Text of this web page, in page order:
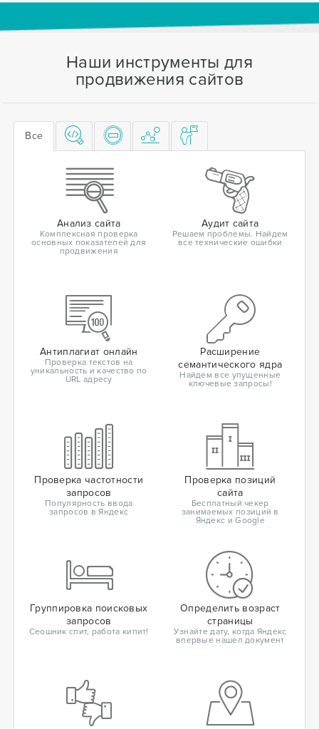
Наши инструменты для
продвижения сайтов
Все
Анализ сайта
Комплексная проверка
основных показателей для
продвижения
Аудит сайта
Решаем проблемы. Найдем
все технические ошибки
Антиплагиат онлайн
Проверка текстов на
уникальность и качество по
URL адресу
Расширение
семантического ядра
Найдем все упущенные
ключевые запросы!
Проверка частотности
запросов
Популярность ввода
запросов в Яндекс
Проверка позиций
сайта
Бесплатный чекер
занимаемых позиций в
Яндекс и Google
Группировка поисковых
запросов
Сеошник спит, работа кипит!
Определить возраст
страницы
Узнайте дату, когда Яндекс
впервые нашел документ